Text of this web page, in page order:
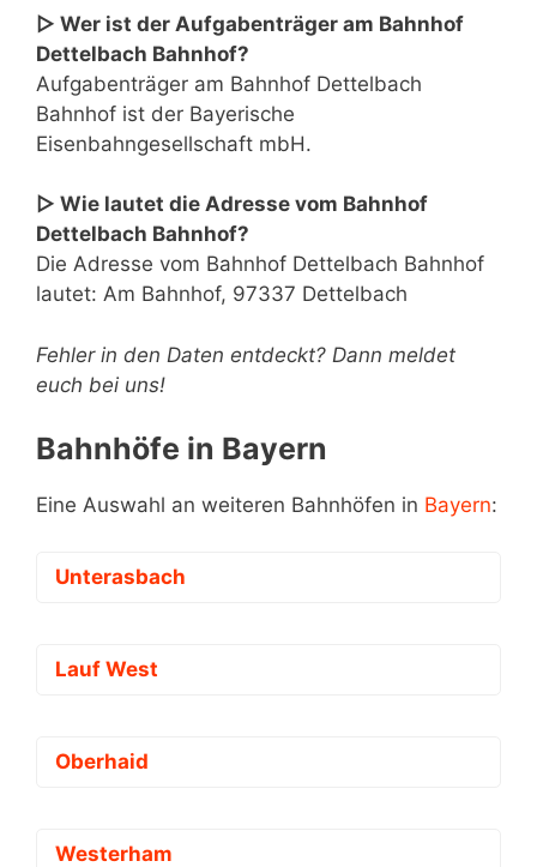
▷ Wer ist der Aufgabenträger am Bahnhof
Dettelbach Bahnhof?
Aufgabenträger am Bahnhof Dettelbach
Bahnhof ist der Bayerische
Eisenbahngesellschaft mbH.
▷ Wie lautet die Adresse vom Bahnhof
Dettelbach Bahnhof?
Die Adresse vom Bahnhof Dettelbach Bahnhof
lautet: Am Bahnhof, 97337 Dettelbach
Fehler in den Daten entdeckt? Dann meldet
euch bei uns!
Bahnhöfe in Bayern
Eine Auswahl an weiteren Bahnhöfen in Bayern:
Unterasbach
Lauf West
Oberhaid
Westerham